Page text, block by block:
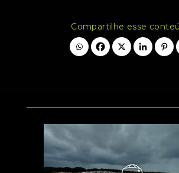
Compartilhe esse